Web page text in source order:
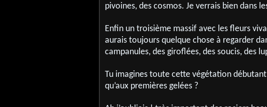
pivoines, des cosmos. Je verrais bien dans
Enfin un troisième massif avec les fleurs
aurais toujours quelque chose à regarder
campanules, des giroflées, des soucis, des
Tu imagines toute cette végétation
qu’aux premières gelées ?